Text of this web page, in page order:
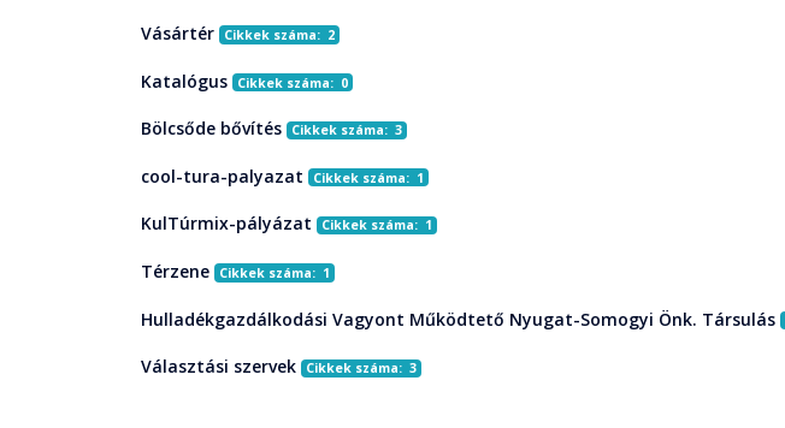
Vásártér Cikkek száma: 2
Katalógus Cikkek száma: 0
Bölcsőde bővítés Cikkek száma: 3
cool-tura-palyazat Cikkek száma: 1
KulTúrmix-pályázat Cikkek száma: 1
Térzene Cikkek száma: 1
Hulladékgazdálkodási Vagyont Működtető Nyugat-Somogyi Önk. Társulás
Választási szervek Cikkek száma: 3